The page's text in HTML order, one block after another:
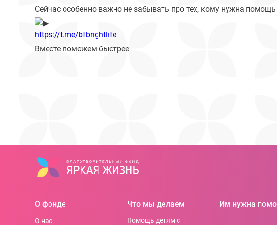
Сейчас особенно важно не забывать про тех, кому нужна
https://t.me/bfbrightlife
Вместе поможем быстрее!
О фонде
О нас
Что мы делаем
Помощь детям с
Им нужна